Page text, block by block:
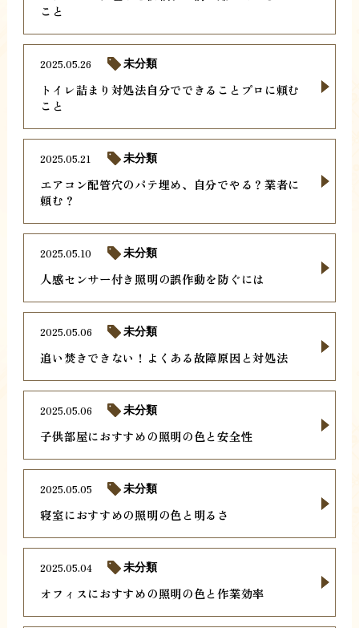
こと
トイレ詰まり対処法自分でできることプロに頼む
こと
2025.05.26 未分類
エアコン配管穴のパテ埋め、自分でやる？業者に
頼む？
2025.05.21 未分類
人感センサー付き照明の誤作動を防ぐには
2025.05.10 未分類
追い焚きできない！よくある故障原因と対処法
2025.05.06 未分類
子供部屋におすすめの照明の色と安全性
2025.05.06 未分類
寝室におすすめの照明の色と明るさ
2025.05.05 未分類
オフィスにおすすめの照明の色と作業効率
2025.05.04 未分類